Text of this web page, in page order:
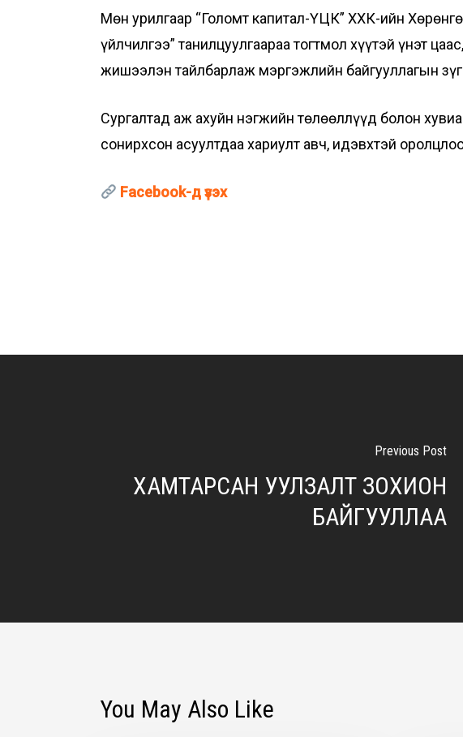
Мөн урилгаар “Голомт капитал-ҮЦК” ХХК-ийн
үйлчилгээ” танилцуулгаараа тогтмол хүүтэй үнэт
жишээлэн тайлбарлаж мэргэжлийн байгууллагын
Сургалтад аж ахуйн нэгжийн төлөөллүүд болон
сонирхсон асуултдаа хариулт авч, идэвхтэй
Facebook-д үзэх
Previous Post
ХАМТАРСАН УУЛЗАЛТ ЗОХИОН
БАЙГУУЛЛАА
You May Also Like